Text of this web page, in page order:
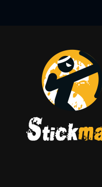
ZOMBIE
Bewertung
Agent Stickman hat
wie immer voller
JETZT